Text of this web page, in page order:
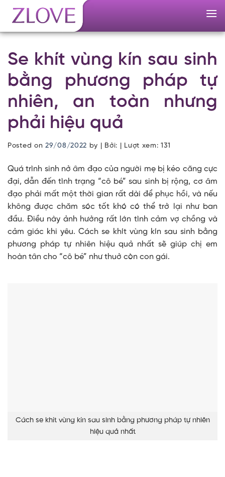
Skip
content
Se khít vùng kín sau sinh
bằng phương pháp tự
nhiên, an toàn nhưng
phải hiệu quả
Posted on 29/08/2022 by | Bởi: | Lượt xem:131
Quá trình sinh nở âm đạo của người mẹ bị kéo căng cực
đại, dẫn đến tình trạng “cô bé” sau sinh bị rộng, cơ âm
đạo phải mất một thời gian rất dài để phục hồi, và nếu
không được chăm sóc tốt khó có thể trở lại như ban
đầu. Điều này ảnh hưởng rất lớn tình cảm vợ chồng và
cảm giác khi yêu. Cách se khít vùng kín sau sinh bằng
phương pháp tự nhiên hiệu quả nhất sẽ giúp chị em
hoàn tân cho “cô bé” như thuở còn con gái.
Cách se khít vùng kín sau sinh bằng phương pháp tự nhiên
hiệu quả nhất